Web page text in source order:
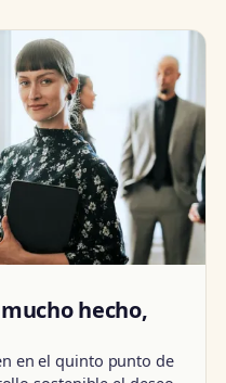
hecho,
en el quinto punto de